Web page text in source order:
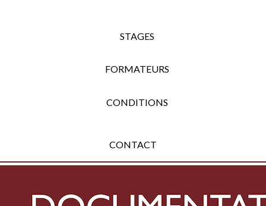
STAGES
FORMATEURS
CONDITIONS
CONTACT